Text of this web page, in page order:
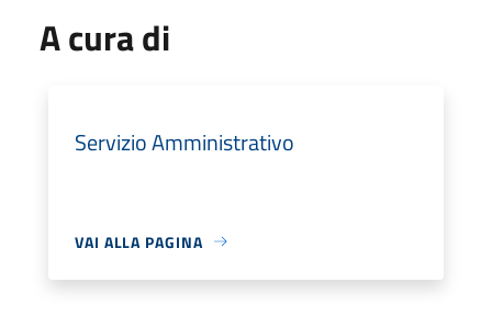
A cura di
Servizio Amministrativo
VAI ALLA PAGINA